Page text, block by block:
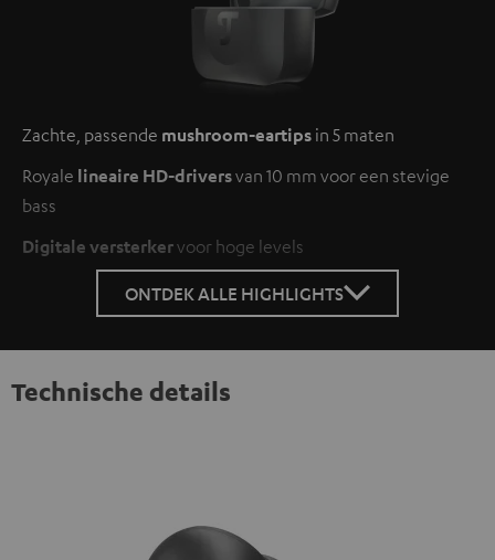
Zachte, passende mushroom-eartips in 5 maten
Royale lineaire HD-driversvan 10 mm voor een stevige
bass
Digitale versterkervoor hoge levels
ONTDEK ALLE HIGHLIGHTS
Technische details